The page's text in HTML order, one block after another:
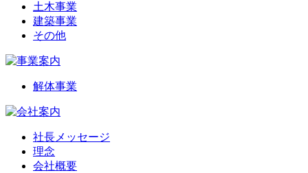
土木事業
建築事業
その他
解体事業
社長メッセージ
理念
会社概要